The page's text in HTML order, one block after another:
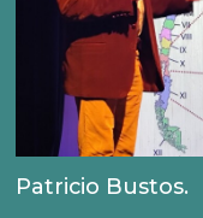
Patricio Bustos.